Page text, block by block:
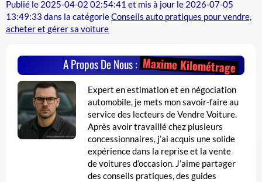
Publié le 2025-04-02 02:54:41 et mis à jour le 2026-07-05
13:49:33 dans la catégorieConseils auto pratiques pour vendre,
acheter et gérer sa voiture
A Propos De Nous :Maxime Kilométrage
Expert en estimation et en négociation
automobile, je mets mon savoir-faire au
service des lecteurs de Vendre Voiture.
Après avoir travaillé chez plusieurs
concessionnaires, j’ai acquis une solide
expérience dans la reprise et la vente
de voitures d’occasion. J’aime partager
des conseils pratiques, des guides